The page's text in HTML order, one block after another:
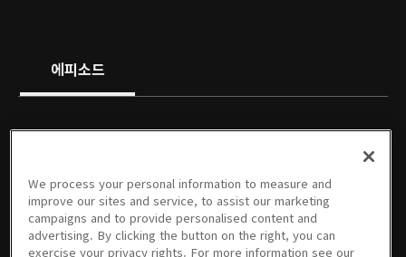
에피소드
01회
10/04/2025 • 19분
02회
10/05/2025 • 17분
03회
10/11/2025 • 16분
04회
10/12/2025 • 18분
05회
10/18/2025 • 18분
We process your personal information to measure and
improve our sites and service, to assist our marketing
campaigns and to provide personalised content and
advertising. By clicking the button on the right, you can
exercise your privacy rights. For more information see our